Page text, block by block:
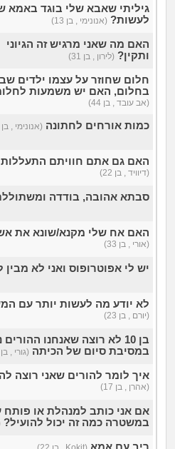
גיליתי שאבא שלי בוגד באמא
לעשות? (אנונימי , בן 13)
האם מה שאני מרגיש זה הגיוני
ותקין? (לירון , בן 31)
חלום שחוזר על עצמו ילדים
בחלום, האם יש משמעות
(אב עובד , בן 44)
כמות אורחים לחתונה (אנונימי , בן 28)
האם גם אתם חוויתם
(דיוויד , בן 22)
סבתא אהובה, בודדה
האם אח שלי מקנא/שונא את
(אורי , בן 33)
יש לי אפוטרופוס ואני לא מבין
לא יודע מה לעשות יותר עם
(יורם , בן 23)
בן 10 לא רוצה שאנחנו
במסיבת סיום של הכיתה (גורי , בן 42)
איך לומר להורים שאני רוצה
(אהרן , בן 17)
אם אני כותב למנהלת או פותח
במשטרה כמה זה יכול להועיל?
ריב עם אמא